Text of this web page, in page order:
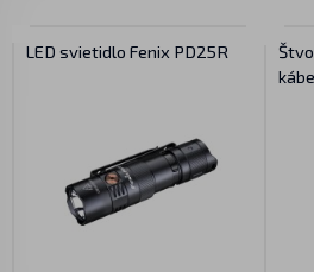
LED svietidlo Fenix PD25R